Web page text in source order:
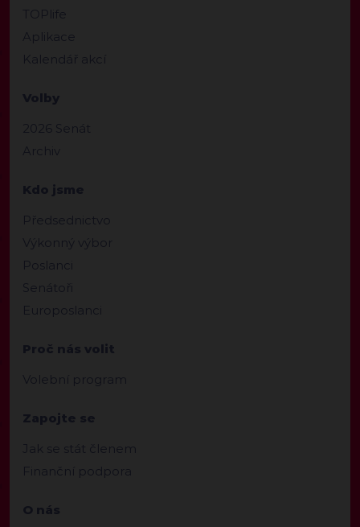
TOPlife
Aplikace
Kalendář akcí
Volby
2026 Senát
Archiv
Kdo jsme
Předsednictvo
Výkonný výbor
Poslanci
Senátoři
Europoslanci
Proč nás volit
Volební program
Zapojte se
Jak se stát členem
Finanční podpora
O nás